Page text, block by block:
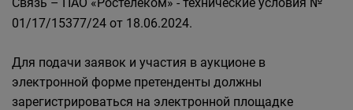
01/17/15377/24 от 18.06.2024.
Для подачи заявок и участия в аукционе в
электронной форме претенденты должны
зарегистрироваться на электронной площадке